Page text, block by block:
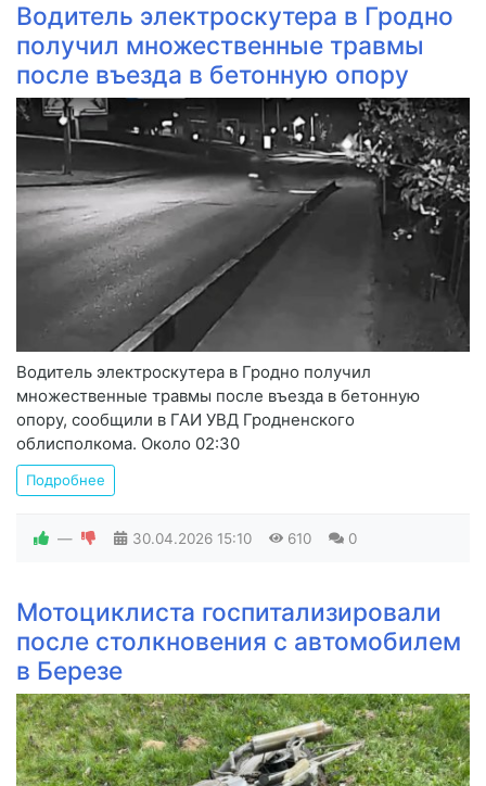
Водитель электроскутера в Гродно
получил множественные травмы
после въезда в бетонную опору
Водитель электроскутера в Гродно получил
множественные травмы после въезда в бетонную
опору, сообщили в ГАИ УВД Гродненского
облисполкома. Около 02:30
Подробнее
— 30.04.2026 15:10 610 0
Мотоциклиста госпитализировали
после столкновения с автомобилем
в Березе